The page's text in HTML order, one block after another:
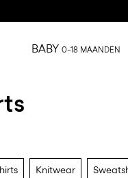
BABY 0–18 MAANDEN
Knitwear